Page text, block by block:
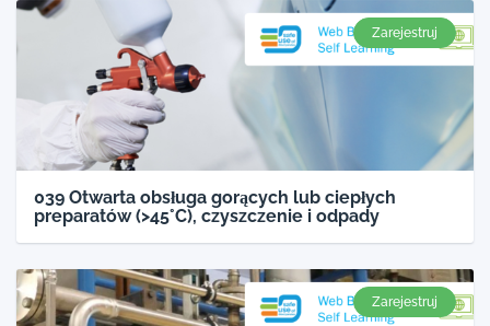
Zarejestruj
039 Otwarta obsługa gorących lub ciepłych
preparatów (>45°C), czyszczenie i odpady
Zarejestruj